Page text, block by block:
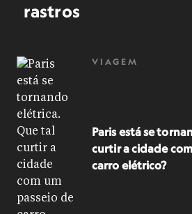
rastros
VIAGEM
Paris está se
curtir a cidade
carro elétrico?